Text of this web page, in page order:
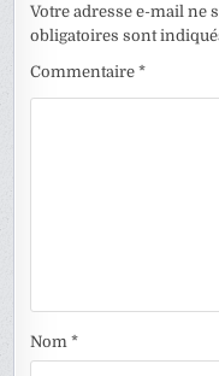
Votre adresse e-mail ne
obligatoires sont
Commentaire*
Nom*